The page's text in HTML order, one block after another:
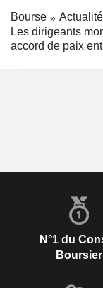
Bourse
Les dirigeants
accord de paix
N°1 du
Boursier